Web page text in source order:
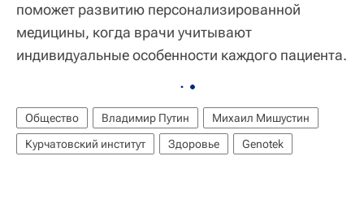
поможет развитию персонализированной
медицины, когда врачи учитывают
индивидуальные особенности каждого пациента.
Общество Владимир Путин
Михаил Мишустин
Курчатовский институт
Здоровье Genotek